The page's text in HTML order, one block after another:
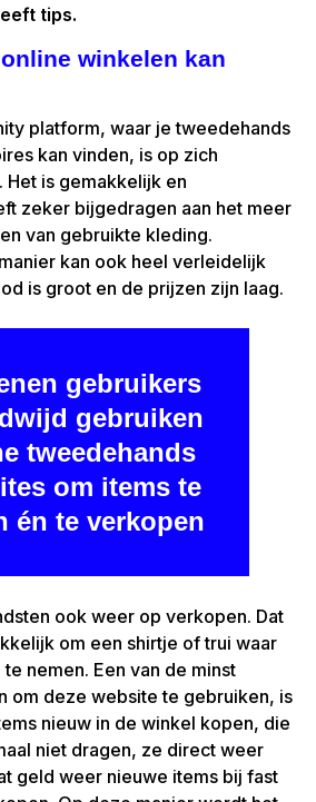
tips.
winkelen kan
platform, waar je tweedehands
kan vinden, is op zich
is gemakkelijk en
zeker bijgedragen aan het meer
van gebruikte kleding.
kan ook heel verleidelijk
is groot en de prijzen zijn laag.
gebruikers
gebruiken
tweedehands
om items te
én te verkopen
ook weer op verkopen. Dat
om een shirtje of trui waar
nemen. Een van de minst
om deze website te gebruiken, is
nieuw in de winkel kopen, die
niet dragen, ze direct weer
geld weer nieuwe items bij fast